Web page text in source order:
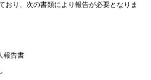
おり、次の書類により報告が必要となりま
報告書